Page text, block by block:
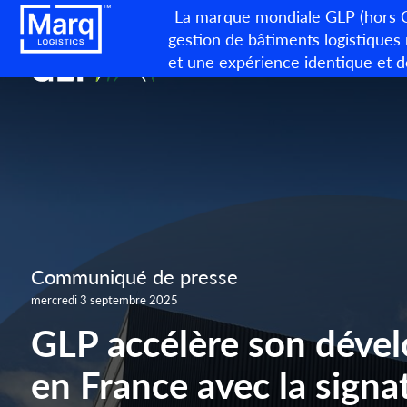
La marque mondiale GLP (hors
gestion de bâtiments
et une expérience identique et
Communiqué de presse
mercredi 3 septembre 2025
GLP accélère son
en France avec la